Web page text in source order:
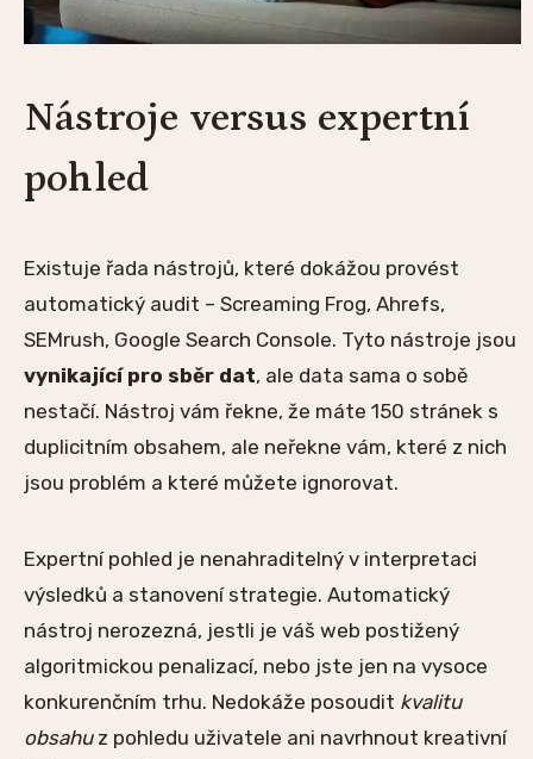
Nástroje versus expertní
pohled
Existuje řada nástrojů, které dokážou provést
automatický audit – Screaming Frog, Ahrefs,
SEMrush, Google Search Console. Tyto nástroje jsou
vynikající pro sběr dat, ale data sama o sobě
nestačí. Nástroj vám řekne, že máte 150 stránek s
duplicitním obsahem, ale neřekne vám, které z nich
jsou problém a které můžete ignorovat.
Expertní pohled je nenahraditelný v interpretaci
výsledků a stanovení strategie. Automatický
nástroj nerozezná, jestli je váš web postižený
algoritmickou penalizací, nebo jste jen na vysoce
konkurenčním trhu. Nedokáže posoudit kvalitu
obsahuz pohledu uživatele ani navrhnout kreativní